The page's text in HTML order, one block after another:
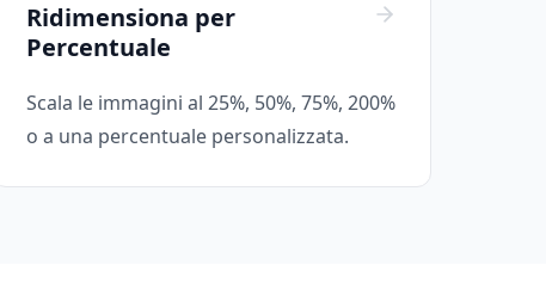
Ridimensiona per
Percentuale
Scala le immagini al 25%, 50%, 75%, 200%
o a una percentuale personalizzata.